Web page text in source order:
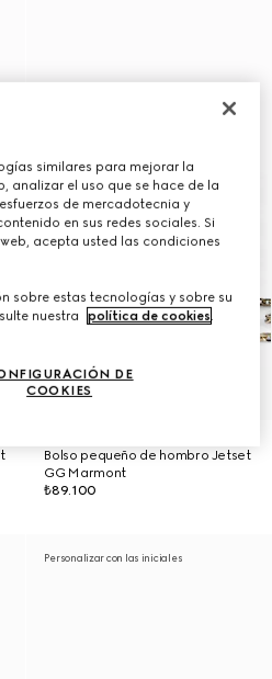
Bolso pequeño de hombro Jetset
GG Marmont
₺89.100
Personalizar con las iniciales
similares para mejorar la
analizar el uso que se hace de la
de mercadotecnia y
en sus redes sociales. Si
acepta usted las condiciones
sobre estas tecnologías y sobre su
nuestra
política de cookies.
DE
COOKIES